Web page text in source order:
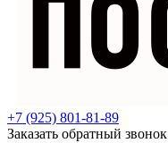
+7 (925) 801-81-89
Заказать обратный звонок